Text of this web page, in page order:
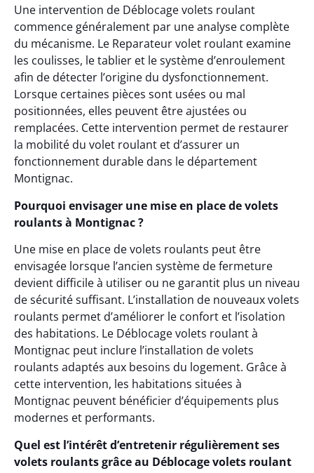
Une intervention de Déblocage volets roulant
commence généralement par une analyse complète
du mécanisme. Le Reparateur volet roulant examine
les coulisses, le tablier et le système d’enroulement
afin de détecter l’origine du dysfonctionnement.
Lorsque certaines pièces sont usées ou mal
positionnées, elles peuvent être ajustées ou
remplacées. Cette intervention permet de restaurer
la mobilité du volet roulant et d’assurer un
fonctionnement durable dans le département
Montignac.
Pourquoi envisager une mise en place de volets
roulants à Montignac ?
Une mise en place de volets roulants peut être
envisagée lorsque l’ancien système de fermeture
devient difficile à utiliser ou ne garantit plus un niveau
de sécurité suffisant. L’installation de nouveaux volets
roulants permet d’améliorer le confort et l’isolation
des habitations. Le Déblocage volets roulant à
Montignac peut inclure l’installation de volets
roulants adaptés aux besoins du logement. Grâce à
cette intervention, les habitations situées à
Montignac peuvent bénéficier d’équipements plus
modernes et performants.
Quel est l’intérêt d’entretenir régulièrement ses
volets roulants grâce au Déblocage volets roulant